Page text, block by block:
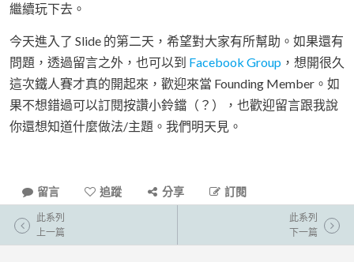
繼續玩下去。
今天進入了 Slide 的第二天，希望對大家有所幫助。如果還有
問題，透過留言之外，也可以到 Facebook Group ，想開很久
這次鐵人賽才真的開起來，歡迎來當 Founding Member。如
果不想錯過可以訂閱按讚小鈴鐺（？），也歡迎留言跟我說
你還想知道什麼做法/主題。我們明天見。
留言 追蹤 分享 訂閱
此系列
上一篇
此系列
下一篇